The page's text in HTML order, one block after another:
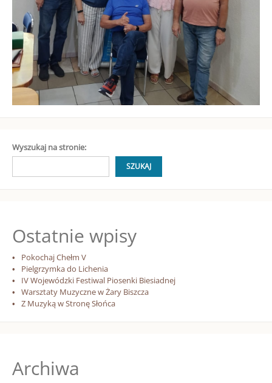
Wyszukaj na stronie:
SZUKAJ
Ostatnie wpisy
Pokochaj Chełm V
Pielgrzymka do Lichenia
IV Wojewódzki Festiwal Piosenki Biesiadnej
Warsztaty Muzyczne w Żary Biszcza
Z Muzyką w Stronę Słońca
Archiwa